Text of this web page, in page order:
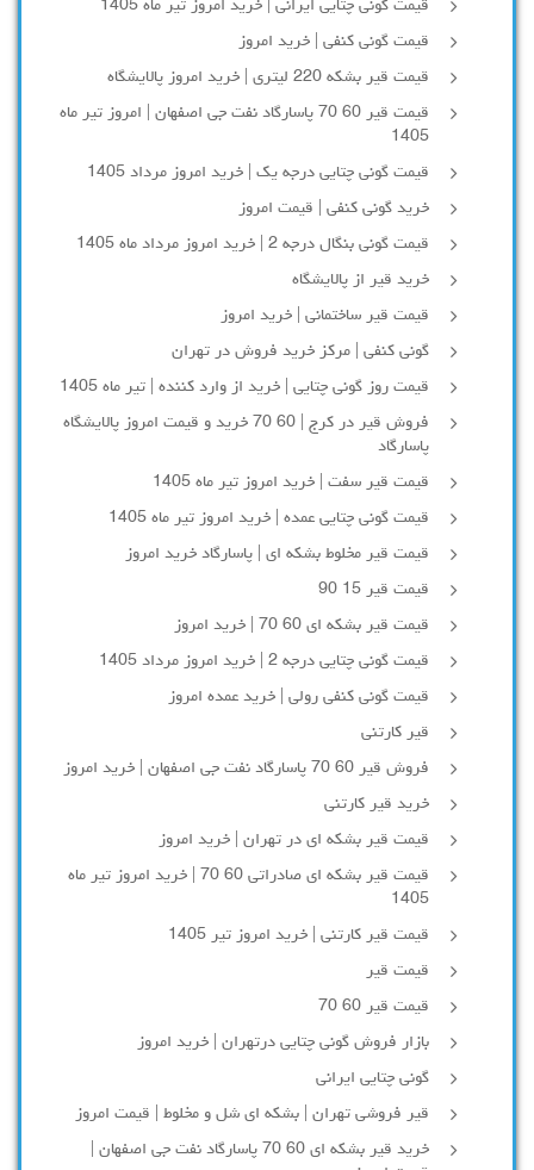
قیمت گونی چتایی ایرانی | خرید امروز تیر ماه 1405
قیمت گونی کنفی | خرید امروز
قیمت قیر بشکه 220 لیتری | خرید امروز پالایشگاه
قیمت قیر 60 70 پاسارگاد نفت جی اصفهان | امروز تیر ماه
1405
قیمت گونی چتایی درجه یک | خرید امروز مرداد 1405
خرید گونی کنفی | قیمت امروز
قیمت گونی بنگال درجه 2 | خرید امروز مرداد ماه 1405
خرید قیر از پالایشگاه
قیمت قیر ساختمانی | خرید امروز
گونی کنفی | مرکز خرید فروش در تهران
قیمت روز گونی چتایی | خرید از وارد کننده | تیر ماه 1405
فروش قیر در کرج | 60 70 خرید و قیمت امروز پالایشگاه
پاسارگاد
قیمت قیر سفت | خرید امروز تیر ماه 1405
قیمت گونی چتایی عمده | خرید امروز تیر ماه 1405
قیمت قیر مخلوط بشکه ای | پاسارگاد خرید امروز
قیمت قیر 15 90
قیمت قیر بشکه ای 60 70 | خرید امروز
قیمت گونی چتایی درجه 2 | خرید امروز مرداد 1405
قیمت گونی کنفی رولی | خرید عمده امروز
قیر کارتنی
فروش قیر 60 70 پاسارگاد نفت جی اصفهان | خرید امروز
خرید قیر کارتنی
قیمت قیر بشکه ای در تهران | خرید امروز
قیمت قیر بشکه ای صادراتی 60 70 | خرید امروز تیر ماه
1405
قیمت قیر کارتنی | خرید امروز تیر 1405
قیمت قیر
قیمت قیر 60 70
بازار فروش گونی چتایی درتهران | خرید امروز
گونی چتایی ایرانی
قیر فروشی تهران | بشکه ای شل و مخلوط | قیمت امروز
خرید قیر بشکه ای 60 70 پاسارگاد نفت جی اصفهان |